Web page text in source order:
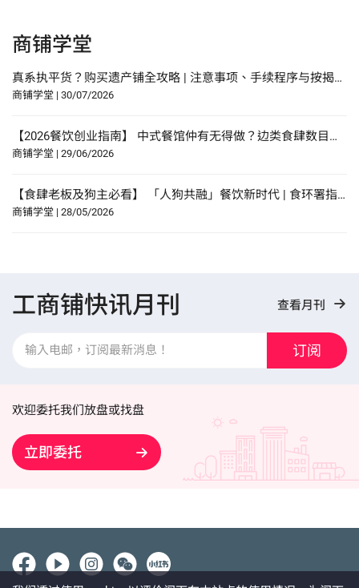
商铺学堂
真系执平货？购买遗产铺全攻略 | 注意事项、手续程序与按揭申请指南
商铺学堂 | 30/07/2026
【2026餐饮创业指南】 中式餐馆仲有无得做？边类食肆数目增幅最多？研究报告中寻找餐饮创业贴士？
商铺学堂 | 29/06/2026
【食肆老板及狗主必看】 「人狗共融」餐饮新时代 | 食环署指引懒人包！
商铺学堂 | 28/05/2026
工商铺快讯月刊 查看月刊
订阅
欢迎委托我们放盘或找盘
立即委托